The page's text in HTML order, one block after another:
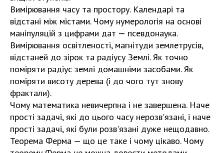
Вимірювання часу та простору. Календарі та
відстані між містами. Чому нумерологія на основі
маніпуляцій з цифрами дат — псевдонаука.
Вимірювання освітленості, магнітуди землетрусів,
відстаней до зірок та радіусу Землі. Як точно
поміряти радіус землі домашніми засобами. Як
поміряти висоту дерева (і до чого тут знову
фрактали).
Чому математика невичерпна і не завершена. Наче
прості задачі, які до цього часу нерозв'язані, і наче
прості задачі, які були розв'язані дуже нещодавно.
Теорема Ферма — що це таке і чому цікаво. Чому